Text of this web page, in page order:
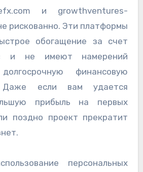
и growthventures-
рискованно. Эти платформы
обогащение за счет
и не имеют намерений
финансовую
Даже если вам удается
прибыль на первых
поздно проект прекратит
персональных